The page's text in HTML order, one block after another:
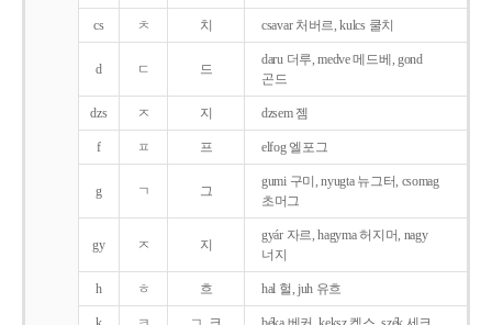
cs ㅊ 치 csavar 처버르, kulcs 쿨치
d ㄷ 드
daru 더루, medve 메드베, gond
곤드
dzs ㅈ 지 dzsem 젬
f ㅍ 프 elfog 엘포그
g ㄱ 그
gumi 구미, nyugta 뉴그터, csomag
초머그
gy ㅈ 지
gyár 자르, hagyma 허지머, nagy
너지
h ㅎ 흐 hal 헐, juh 유흐